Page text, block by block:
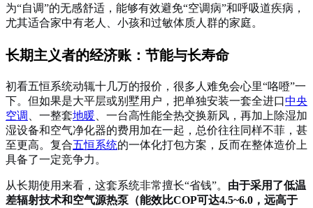
为“自调”的无感舒适，能够有效避免“空调病”和呼吸道疾病，
尤其适合家中有老人、小孩和过敏体质人群的家庭。
长期主义者的经济账：节能与长寿命
初看五恒系统动辄十几万的报价，很多人难免会心里“咯噔”一
下。但如果是大平层或别墅用户，把单独安装一套全进口中央
空调
、一整套地暖 、一台高性能全热交换新风，再加上除湿加
湿设备和空气净化器的费用加在一起，总价往往同样不菲，甚
至更高。复合五恒系统的一体化打包方案，反而在整体造价上
具备了一定竞争力。
从长期使用来看，这套系统非常擅长“省钱”。 由于采用了低温
差辐射技术和空气源热泵（能效比COP可达4.5~6.0，远高于